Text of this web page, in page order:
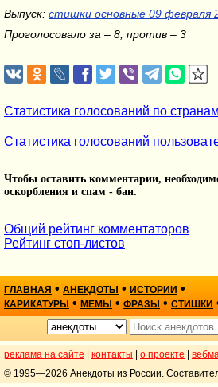
Выпуск: стишки основные 09 февраля
Проголосовало за – 8, против – 3
Статистика голосований по странам
Статистика голосований
Чтобы оставить комментарии,
оскорбления и спам - бан.
Общий рейтинг комментаторов
Рейтинг стоп-листов
ГЛАВНАЯ • АНЕКДОТЫ • ИСТОРИИ •
КАРИКАТУРЫ • МЕМЫ • ФРАЗЫ • СТИШКИ
реклама на сайте контакты о проекте
© 1995—2026 Анекдоты из России.